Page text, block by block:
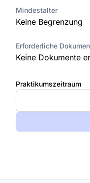
Mindestalter
Keine Begrenzung
Erforderliche
Keine Dokumente
Praktikumszeitraum